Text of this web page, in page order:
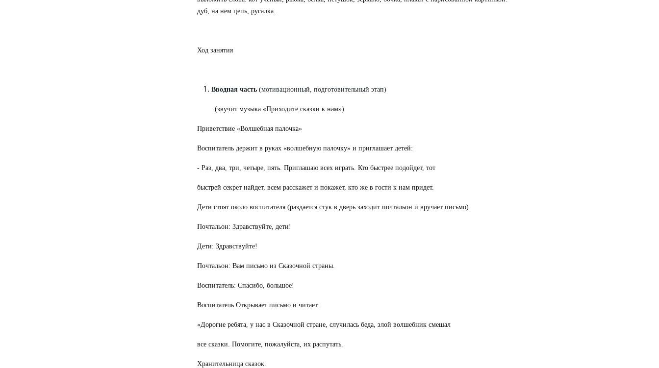
дуб, на нем цепь, русалка.
Ход занятия
Вводная часть (мотивационный, подготовительный этап)
(звучит музыка «Приходите сказки к нам»)
Приветствие «Волшебная палочка»
Воспитатель держит в руках «волшебную палочку» и приглашает детей:
- Раз, два, три, четыре, пять. Приглашаю всех играть. Кто быстрее подойдет, тот
быстрей секрет найдет, всем расскажет и покажет, кто же в гости к нам придет.
Дети стоят около воспитателя (раздается стук в дверь заходит почтальон и вручает письмо)
Почтальон: Здравствуйте, дети!
Дети: Здравствуйте!
Почтальон: Вам письмо из Сказочной страны.
Воспитатель: Спасибо, большое!
Воспитатель Открывает письмо и читает:
«Дорогие ребята, у нас в Сказочной стране, случилась беда, злой волшебник смешал
все сказки. Помогите, пожалуйста, их распутать.
Хранительница сказок.